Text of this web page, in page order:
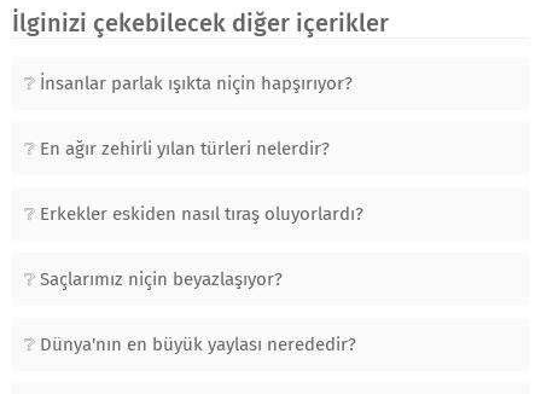
İlginizi çekebilecek diğer içerikler
İnsanlar parlak ışıkta niçin hapşırıyor?
En ağır zehirli yılan türleri nelerdir?
Erkekler eskiden nasıl tıraş oluyorlardı?
Saçlarımız niçin beyazlaşıyor?
Dünya'nın en büyük yaylası nerededir?